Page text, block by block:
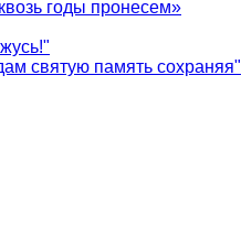
годы пронесем»
святую память сохраняя"